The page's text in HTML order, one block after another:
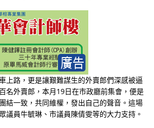
上路，更是讓艱難謀生的外賣郎們深感被逼
名外賣郎，本月19日在市政廳前集會，便是
結一致，共同維權，發出自己的聲音。這場
議員牛毓琳、市議員陳倩雯等的大力支持。